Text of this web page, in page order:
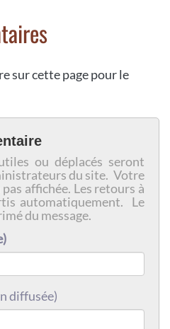
sur cette page pour le
ou déplacés seront
du site. Votre
affichée. Les retours à
automatiquement. Le
du message.
diffusée)